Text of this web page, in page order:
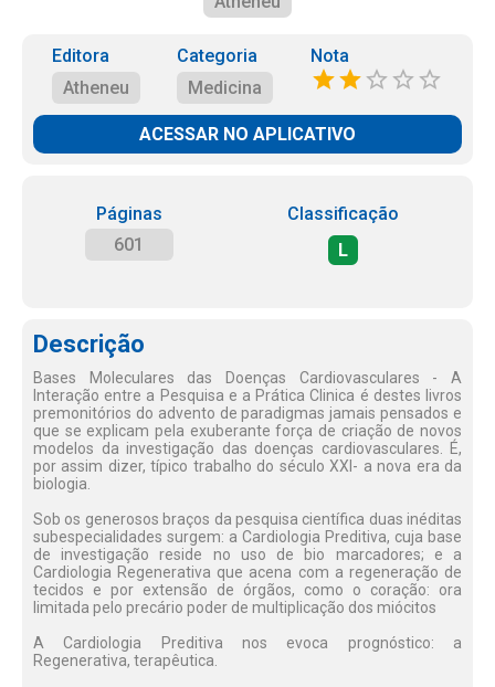
Editora
Atheneu
Categoria
Medicina
Nota
ACESSAR NO APLICATIVO
Páginas
601
Classificação
L
Descrição
Bases Moleculares das Doenças Cardiovasculares - A
Interação entre a Pesquisa e a Prática Clinica é destes livros
premonitórios do advento de paradigmas jamais pensados e
que se explicam pela exuberante força de criação de novos
modelos da investigação das doenças cardiovasculares. É,
por assim dizer, típico trabalho do século XXl- a nova era da
biologia.
Sob os generosos braços da pesquisa científica duas inéditas
subespecialidades surgem: a Cardiologia Preditiva, cuja base
de investigação reside no uso de bio marcadores; e a
Cardiologia Regenerativa que acena com a regeneração de
tecidos e por extensão de órgãos, como o coração: ora
limitada pelo precário poder de multiplicação dos miócitos
A Cardiologia Preditiva nos evoca prognóstico: a
Regenerativa, terapêutica.